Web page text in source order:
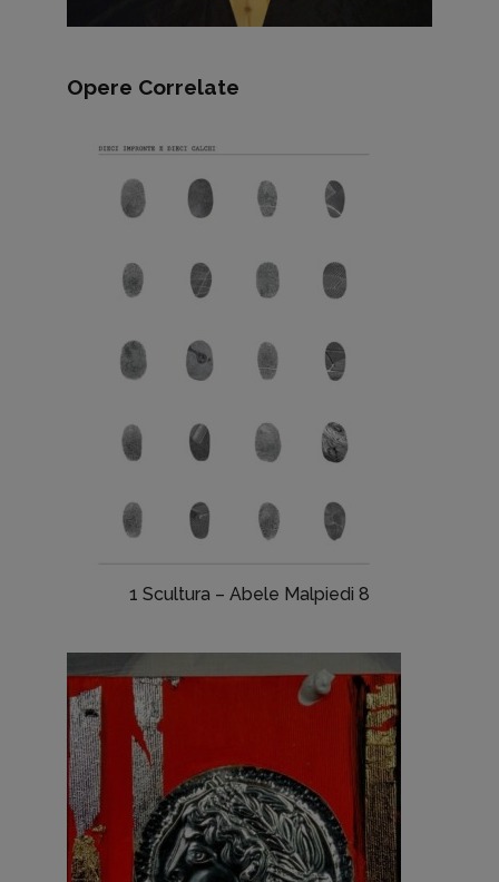
Opere Correlate
1 Scultura – Abele Malpiedi 8